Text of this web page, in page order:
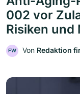
002 vor
Risiken
FW Von Redaktion